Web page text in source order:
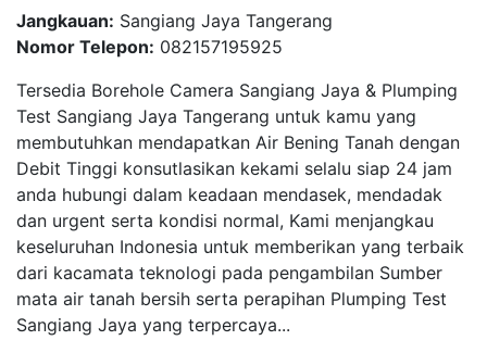
Jangkauan: Sangiang Jaya Tangerang
Nomor Telepon: 082157195925
Tersedia Borehole Camera Sangiang Jaya & Plumping
Test Sangiang Jaya Tangerang untuk kamu yang
membutuhkan mendapatkan Air Bening Tanah dengan
Debit Tinggi konsutlasikan kekami selalu siap 24 jam
anda hubungi dalam keadaan mendasek, mendadak
dan urgent serta kondisi normal, Kami menjangkau
keseluruhan Indonesia untuk memberikan yang terbaik
dari kacamata teknologi pada pengambilan Sumber
mata air tanah bersih serta perapihan Plumping Test
Sangiang Jaya yang terpercaya...